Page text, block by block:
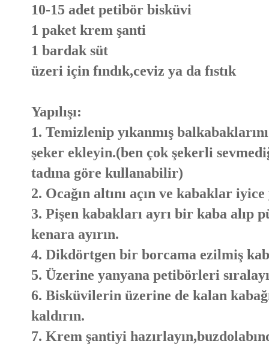
10-15 adet petibör bisküvi
1 paket krem şanti
1 bardak süt
üzeri için fındık,ceviz ya da fıstık
Yapılışı:
1. Temizlenip yıkanmış
şeker ekleyin.(ben çok şekerli
tadına göre kullanabilir)
2. Ocağın altını açın ve kabaklar
3. Pişen kabakları ayrı bir kaba alıp
kenara ayırın.
4. Dikdörtgen bir borcama ezilmiş
5. Üzerine yanyana petibörleri
6. Bisküvilerin üzerine de kalan
kaldırın.
7. Krem şantiyi